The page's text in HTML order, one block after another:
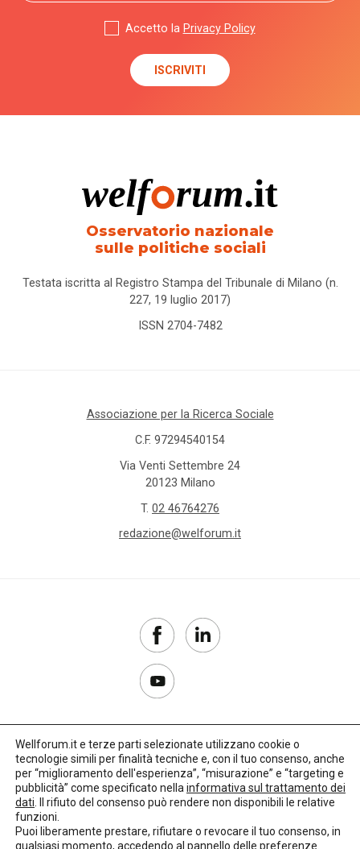
Accetto la Privacy Policy
Osservatorio nazionale
sulle politiche sociali
Testata iscritta al Registro Stampa del Tribunale di Milano (n.
227, 19 luglio 2017)
ISSN 2704-7482
Associazione per la Ricerca Sociale
C.F. 97294540154
Via Venti Settembre 24
20123 Milano
T. 02 46764276
redazione@welforum.it
Copyright 2017–2026
Privacy Policy
Wellforum.it e terze parti selezionate utilizzano cookie o
tecnologie simili per finalità tecniche e, con il tuo consenso, anche
per “miglioramento dell'esperienza”, “misurazione” e “targeting e
pubblicità” come specificato nella informativa sul trattamento dei
dati . Il rifiuto del consenso può rendere non disponibili le relative
funzioni.
Puoi liberamente prestare, rifiutare o revocare il tuo consenso, in
qualsiasi momento, accedendo al pannello delle preferenze.